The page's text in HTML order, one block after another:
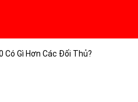
Có Gì Hơn Các Đối Thủ?